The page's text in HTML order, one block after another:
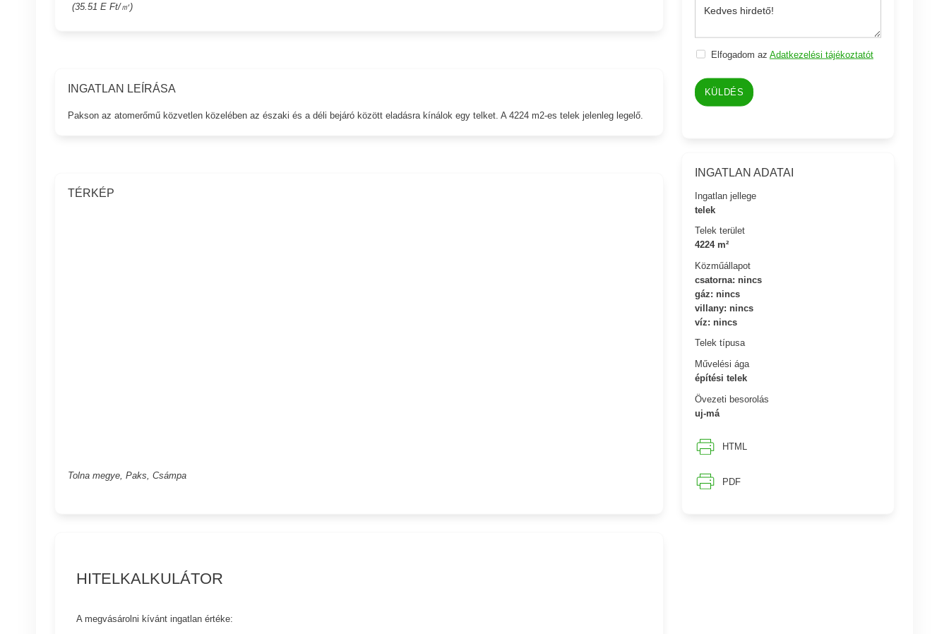
Elfogadom az Adatkezelési tájékoztatót
KÜLDÉS
INGATLAN ADATAI
Ingatlan jellege
telek
Telek terület
4224 m²
Közműállapot
csatorna: nincs
gáz: nincs
villany: nincs
víz: nincs
Telek típusa
Művelési ága
építési telek
Övezeti besorolás
uj-má
HTML
PDF
(35.51 E Ft/㎡)
INGATLAN LEÍRÁSA
Pakson az atomerőmű közvetlen közelében az északi és a déli bejáró között eladásra kínálok egy telket. A 4224 m2-es telek jelenleg legelő.
TÉRKÉP
Tolna megye, Paks, Csámpa
HITELKALKULÁTOR
A megvásárolni kívánt ingatlan értéke: